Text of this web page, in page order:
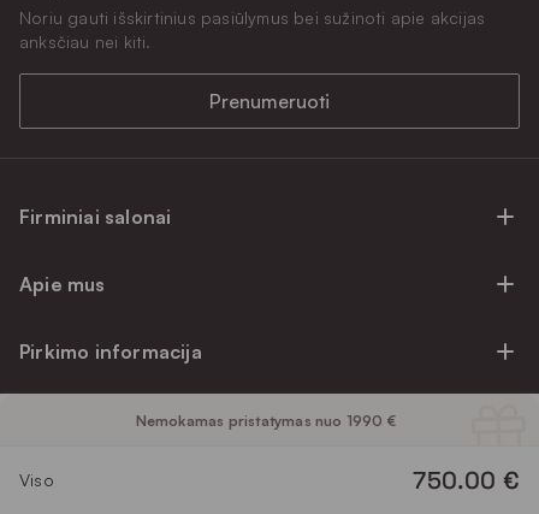
Nemokamas pristatymas nuo 1990 €
Viso 750.00 €
Firminiai salonai
Firminiai salonai Klaipėdoje
Prekių atsiėmimo punktai
Apie mus
Kontaktai
Pirkimo informacija
Privatumo politika
Apmokėjimo sąlygos
Prekių priežiūra ir garantija
Noriu gauti išskirtinius pasiūlymus bei sužinoti apie akcijas
anksčiau nei kiti.
Prenumeruoti